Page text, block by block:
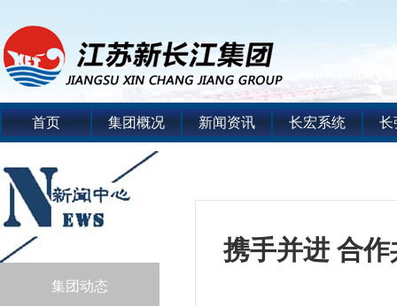
首页 集团概况 新闻资讯 长宏系统 长
集团动态
携手并进 合